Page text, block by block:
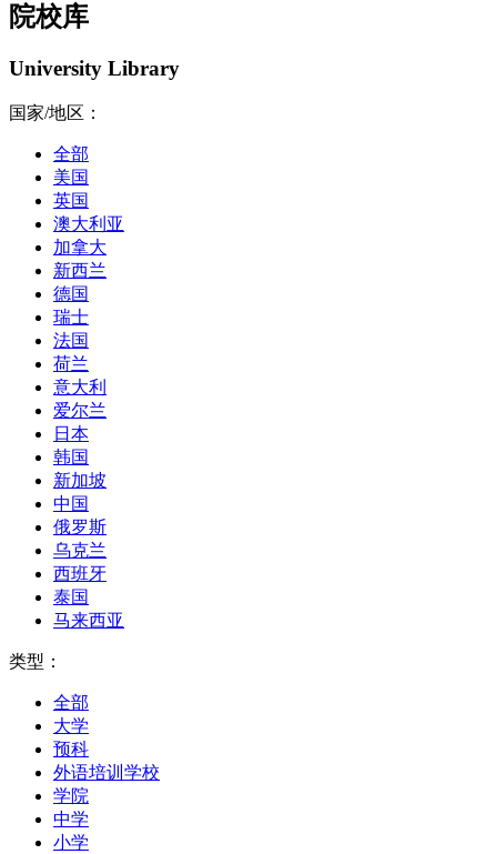
院校库
University Library
国家/地区：
全部
美国
英国
澳大利亚
加拿大
新西兰
德国
瑞士
法国
荷兰
意大利
爱尔兰
日本
韩国
新加坡
中国
俄罗斯
乌克兰
西班牙
泰国
马来西亚
类型：
全部
大学
预科
外语培训学校
学院
中学
小学